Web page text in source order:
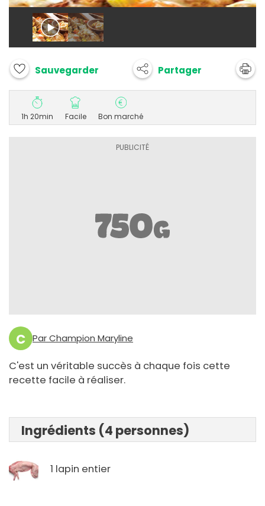
Sauvegarder Partager
1h 20min Facile Bon marché
C Par Champion Maryline
C'est un véritable succès à chaque fois cette
recette facile à réaliser.
Ingrédients (4 personnes)
1 lapin entier